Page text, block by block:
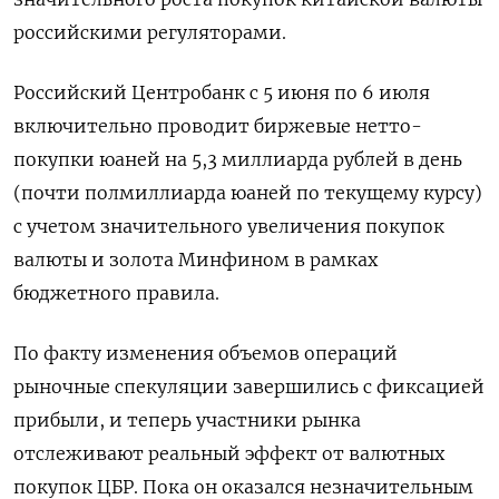
российскими регуляторами.
Российский Центробанк с 5 июня по 6 июля ​
включительно проводит биржевые нетто-
покупки юаней ​на 5,3 миллиарда рублей ‌в день
(почти полмиллиарда юаней по текущему курсу)
с учетом значительного увеличения покупок
валюты и золота Минфином в ​рамках
бюджетного правила.
По факту изменения объемов операций
рыночные спекуляции завершились с фиксацией
прибыли, и теперь участники рынка
отслеживают реальный эффект от валютных
покупок ЦБР. Пока он оказался незначительным